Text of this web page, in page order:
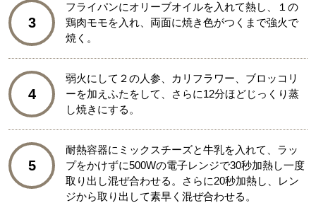
3
フライパンにオリーブオイルを入れて熱し、１の
鶏肉モモを入れ、両面に焼き色がつくまで強火で
焼く。
4
弱火にして２の人参、カリフラワー、ブロッコリ
ーを加えふたをして、さらに12分ほどじっくり蒸
し焼きにする。
5
耐熱容器にミックスチーズと牛乳を入れて、ラッ
プをかけずに500Wの電子レンジで30秒加熱し一度
取り出し混ぜ合わせる。さらに20秒加熱し、レン
ジから取り出して素早く混ぜ合わせる。